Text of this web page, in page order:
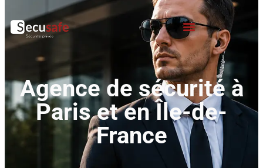
Agence de sécurité à
Paris et en Île-de-
France